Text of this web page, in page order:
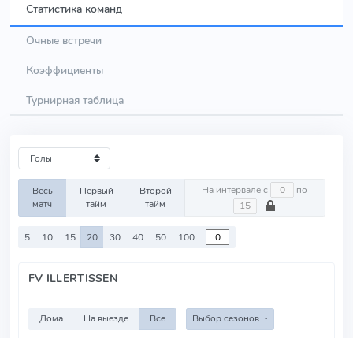
Статистика команд
Очные встречи
Коэффициенты
Турнирная таблица
Весь
матч
Первый
тайм
Второй
тайм
На интервале с по
5 10 15 20 30 40 50 100
FV ILLERTISSEN
Дома На выезде Все Выбор сезонов